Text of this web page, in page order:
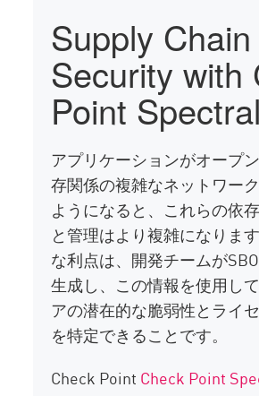
Supply Chain
Security with
Point Spectral
アプリケーションがオープ
存関係の複雑なネットワー
ようになると、これらの依
と管理はより複雑になりま
な利点は、開発チームが
生成し、この情報を使用し
アの潜在的な脆弱性とライ
を特定できることです。
Check Point Check Point